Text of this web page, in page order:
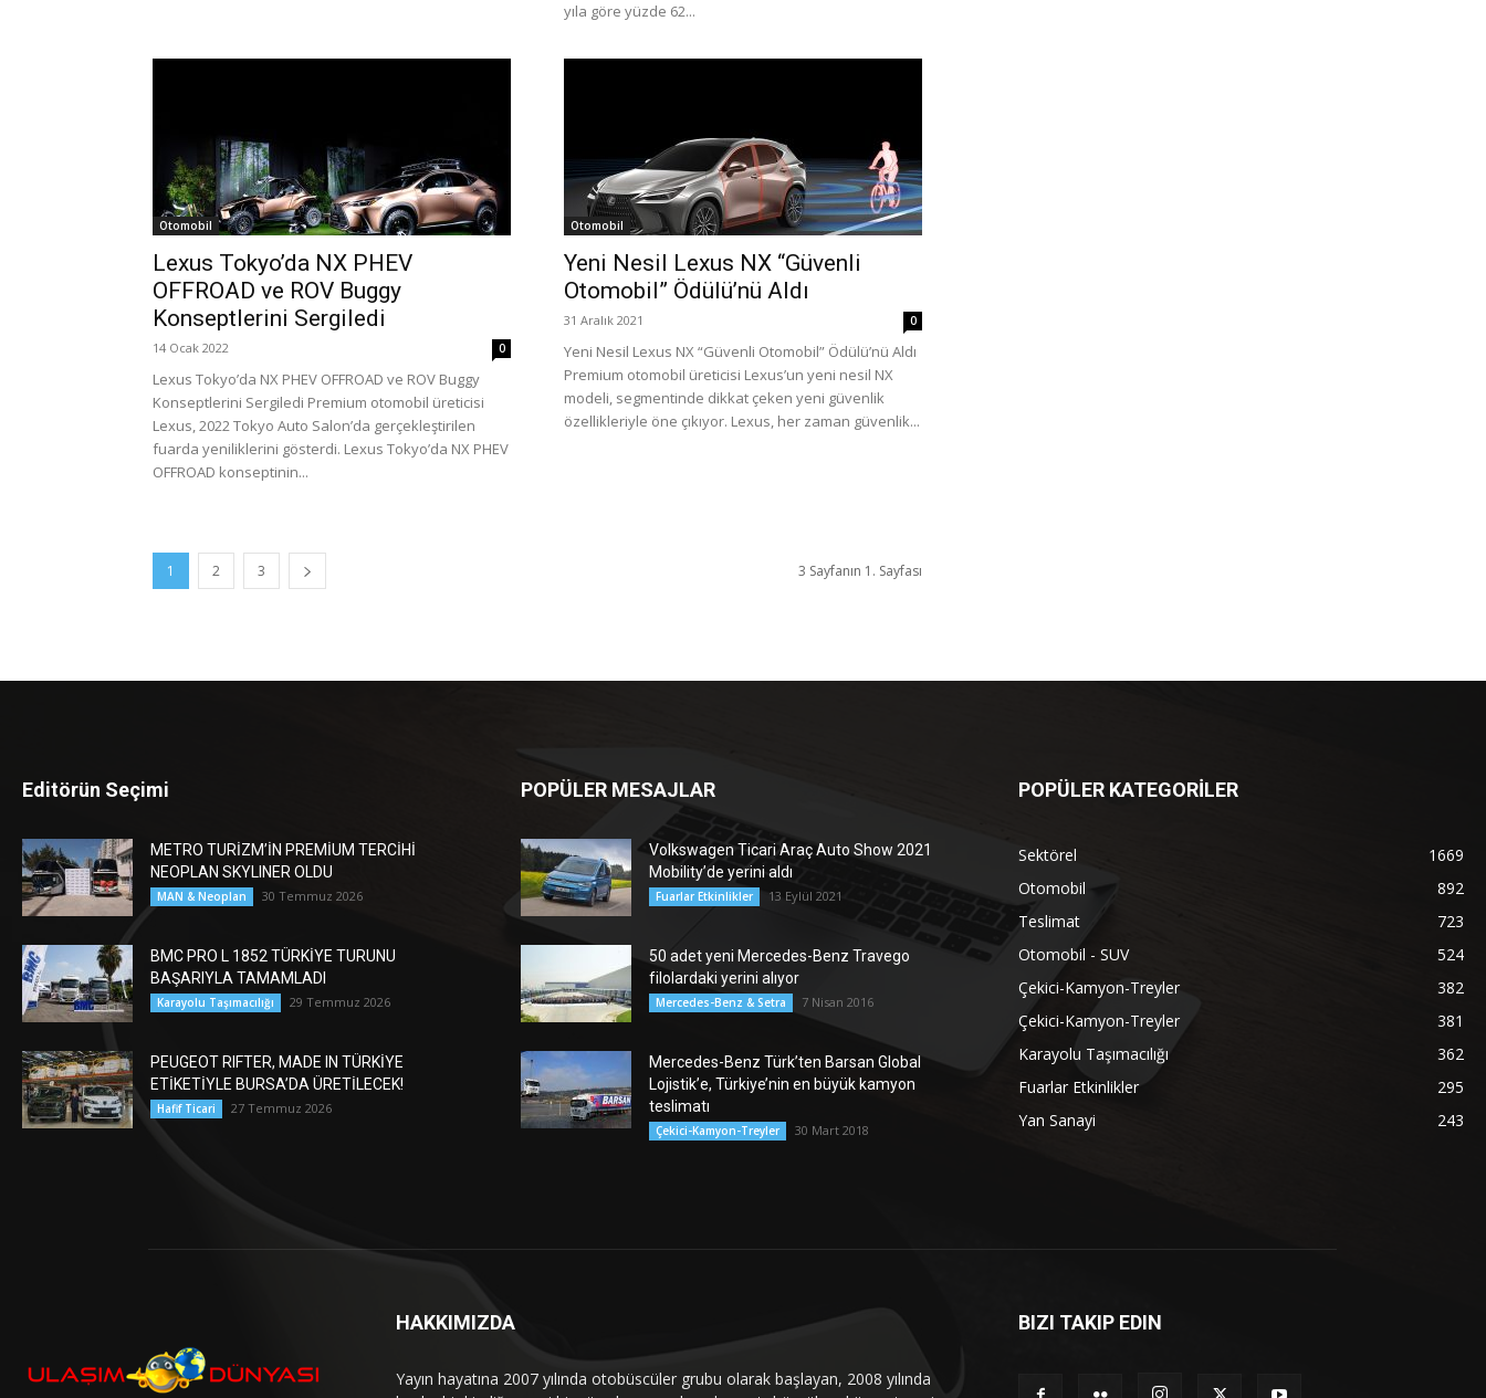
yıla göre yüzde 62...
Otomobil
Lexus Tokyo’da NX PHEV
OFFROAD ve ROV Buggy
Konseptlerini Sergiledi
14 Ocak 2022 0
Lexus Tokyo’da NX PHEV OFFROAD ve ROV Buggy
Konseptlerini Sergiledi Premium otomobil üreticisi
Lexus, 2022 Tokyo Auto Salon’da gerçekleştirilen
fuarda yeniliklerini gösterdi. Lexus Tokyo’da NX PHEV
OFFROAD konseptinin...
Otomobil
Yeni Nesil Lexus NX “Güvenli
Otomobil” Ödülü’nü Aldı
31 Aralık 2021 0
Yeni Nesil Lexus NX “Güvenli Otomobil” Ödülü’nü Aldı
Premium otomobil üreticisi Lexus’un yeni nesil NX
modeli, segmentinde dikkat çeken yeni güvenlik
özellikleriyle öne çıkıyor. Lexus, her zaman güvenlik...
1 2 3 3 Sayfanın 1. Sayfası
Editörün Seçimi
METRO TURİZM’İN PREMİUM TERCİHİ
NEOPLAN SKYLINER OLDU
MAN & Neoplan 30 Temmuz 2026
BMC PRO L 1852 TÜRKİYE TURUNU
BAŞARIYLA TAMAMLADI
Karayolu Taşımacılığı 29 Temmuz 2026
PEUGEOT RIFTER, MADE IN TÜRKİYE
ETİKETİYLE BURSA’DA ÜRETİLECEK!
Hafif Ticari 27 Temmuz 2026
POPÜLER MESAJLAR
Volkswagen Ticari Araç Auto Show 2021
Mobility’de yerini aldı
Fuarlar Etkinlikler 13 Eylül 2021
50 adet yeni Mercedes-Benz Travego
filolardaki yerini alıyor
Mercedes-Benz & Setra 7 Nisan 2016
Mercedes-Benz Türk’ten Barsan Global
Lojistik’e, Türkiye’nin en büyük kamyon
teslimatı
Çekici-Kamyon-Treyler 30 Mart 2018
POPÜLER KATEGORİLER
Sektörel
1669
Otomobil
892
Teslimat
723
Otomobil - SUV
524
Çekici-Kamyon-Treyler
382
Çekici-Kamyon-Treyler
381
Karayolu Taşımacılığı
362
Fuarlar Etkinlikler
295
Yan Sanayi
243
HAKKIMIZDA
Yayın hayatına 2007 yılında otobüscüler grubu olarak başlayan, 2008 yılında
BIZI TAKIP EDIN